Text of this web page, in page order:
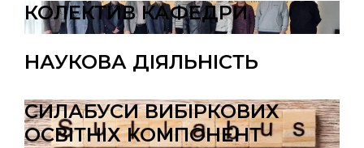
КОЛЕКТИВ КАФЕДРИ
НАУКОВА ДІЯЛЬНІСТЬ
СИЛАБУСИ ВИБІРКОВИХ
ОСВІТНІХ КОМПОНЕНТ